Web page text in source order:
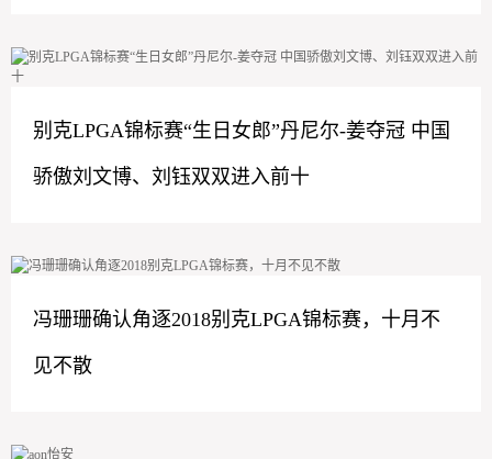
别克LPGA锦标赛“生日女郎”丹尼尔-姜夺冠 中国
骄傲刘文博、刘钰双双进入前十
冯珊珊确认角逐2018别克LPGA锦标赛，十月不
见不散